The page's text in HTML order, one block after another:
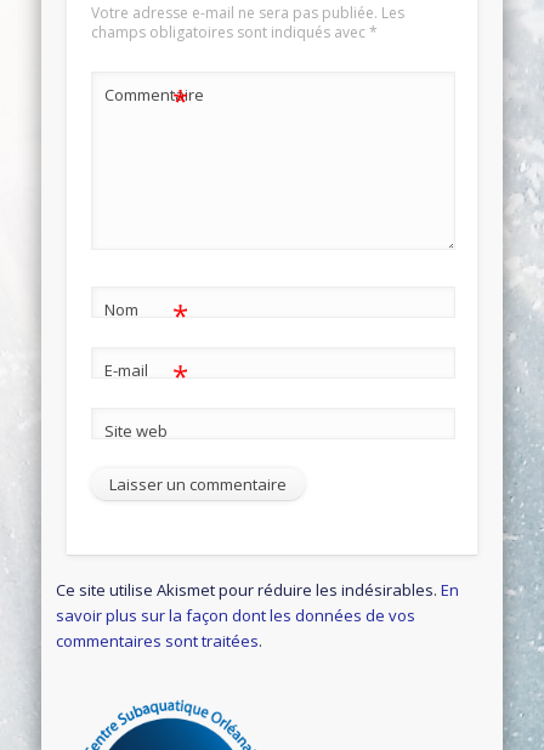
Votre adresse e-mail ne sera pas publiée. Les
champs obligatoires sont indiqués avec*
Commentaire
*
Nom *
E-mail *
Site web
Ce site utilise Akismet pour réduire les indésirables.En
savoir plus sur la façon dont les données de vos
commentaires sont traitées.